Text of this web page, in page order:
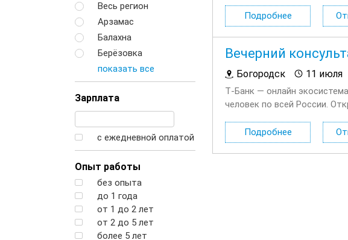
Весь регион
Арзамас
Балахна
Берёзовка
показать все
Зарплата
с ежедневной оплатой
Опыт работы
без опыта
до 1 года
от 1 до 2 лет
от 2 до 5 лет
более 5 лет
Подробнее
Вечерний
Богородск 11 июля
Т‑Банк — онлайн
человек по всей России.
Подробнее